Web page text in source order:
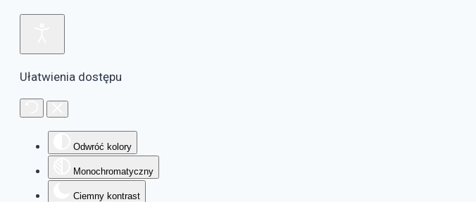
Ułatwienia dostępu
Odwróć kolory
Monochromatyczny
Ciemny kontrast